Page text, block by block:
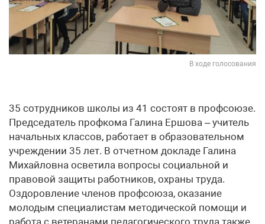
В ходе голосования
35 сотрудников школы из 41 состоят в профсоюзе.
Председатель профкома Галина Ершова – учитель
начальных классов, работает в образовательном
учреждении 35 лет. В отчетном докладе Галина
Михайловна осветила вопросы социальной и
правовой защиты работников, охраны труда.
Оздоровление членов профсоюза, оказание
молодым специалистам методической помощи и
работа с ветеранами педагогического труда также